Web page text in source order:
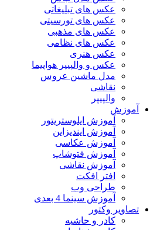
عکس های تبلیغاتی
عکس های تورسیتی
عکس های مذهبی
عکس های نظامی
عکس هنری
عکس و والپیپر هواپیما
مدل ماشین عروس
نقاشی
والپیپر
آموزش
آموزش ایلوستریتور
آموزش ایندیزاین
آموزش عکاسی
آموزش فتوشاپ
آموزش نقاشی
افتر افکت
طراحی وب
آموزش سینما 4 بعدی
تصاویر وکتور
کادر و حاشیه